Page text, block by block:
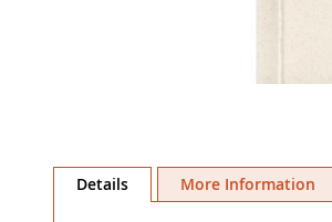
to Details More Information